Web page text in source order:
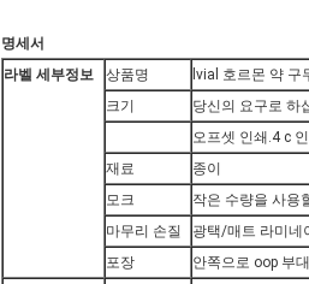
명세서
라벨 세부정보
상품명
lvial 호르몬 약 구
크기
당신의 요구로 하
오프셋 인쇄.4 c
재료
종이
모크
작은 수량을 사용
마무리 손질
광택/매트 라미
포장
안쪽으로 oop 부